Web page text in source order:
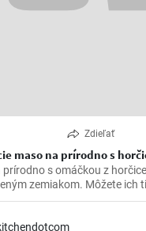
Zdieľať
maso na prírodno s
s omáčkou z
zemiakom. Môžete ich
kuracích rezňov - taktiež